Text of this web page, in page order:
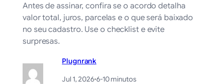
Antes de assinar, confira se o acordo detalha
valor total, juros, parcelas e o que será baixado
no seu cadastro. Use o checklist e evite
surpresas.
Plugnrank
Jul 1, 2026·6-10 minutos